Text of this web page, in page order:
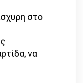
στο
να